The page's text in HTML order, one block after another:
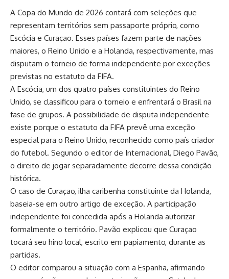
A Copa do Mundo de 2026 contará com seleções que
representam territórios sem passaporte próprio, como
Escócia e Curaçao. Esses países fazem parte de nações
maiores, o Reino Unido e a Holanda, respectivamente, mas
disputam o torneio de forma independente por exceções
previstas no estatuto da FIFA.
A Escócia, um dos quatro países constituintes do Reino
Unido, se classificou para o torneio e enfrentará o Brasil na
fase de grupos. A possibilidade de disputa independente
existe porque o estatuto da FIFA prevê uma exceção
especial para o Reino Unido, reconhecido como país criador
do futebol. Segundo o editor de Internacional, Diego Pavão,
o direito de jogar separadamente decorre dessa condição
histórica.
O caso de Curaçao, ilha caribenha constituinte da Holanda,
baseia-se em outro artigo de exceção. A participação
independente foi concedida após a Holanda autorizar
formalmente o território. Pavão explicou que Curaçao
tocará seu hino local, escrito em papiamento, durante as
partidas.
O editor comparou a situação com a Espanha, afirmando